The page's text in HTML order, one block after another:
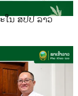
ໃນ ສປປ ລາວ